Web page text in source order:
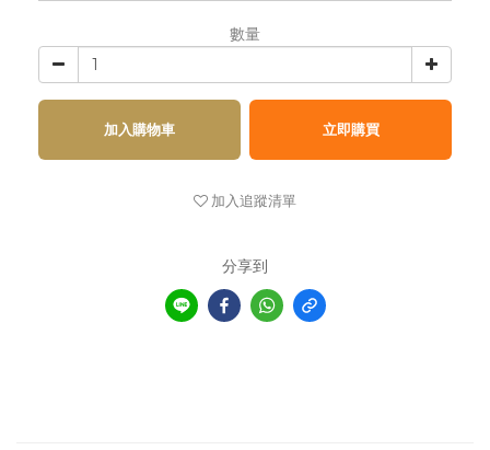
數量
加入購物車 立即購買
加入追蹤清單
分享到